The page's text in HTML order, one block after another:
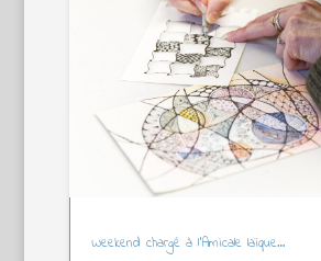
Weekend chargé à l’Amicale laïque…